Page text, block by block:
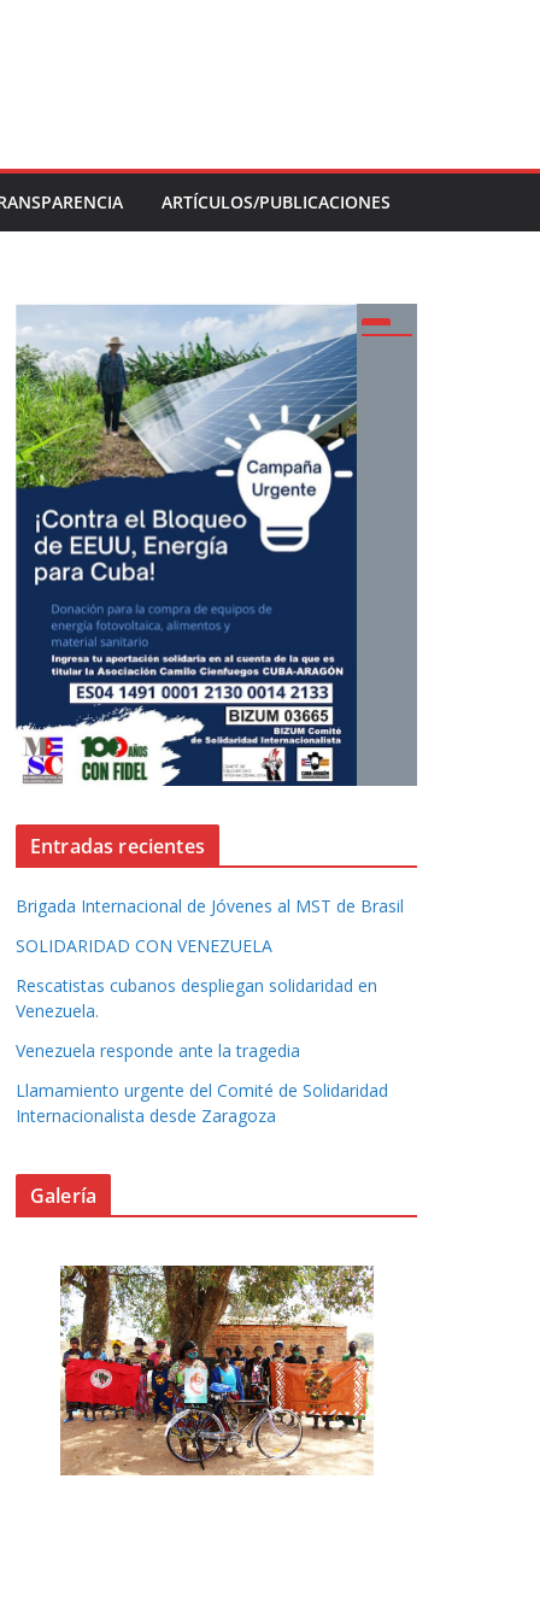
ARTÍCULOS/PUBLICACIONES
Entradas recientes
Brigada Internacional de Jóvenes al MST de Brasil
SOLIDARIDAD CON VENEZUELA
Rescatistas cubanos despliegan solidaridad en
Venezuela.
Venezuela responde ante la tragedia
Llamamiento urgente del Comité de Solidaridad
Internacionalista desde Zaragoza
Galería